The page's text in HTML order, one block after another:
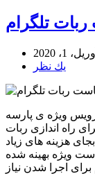
تلگرام
آوریل، 1، 2020
يك نظر
ویژه ی پارسه
راه اندازی ربات
هزینه های زیاد
ویژه بهینه شده